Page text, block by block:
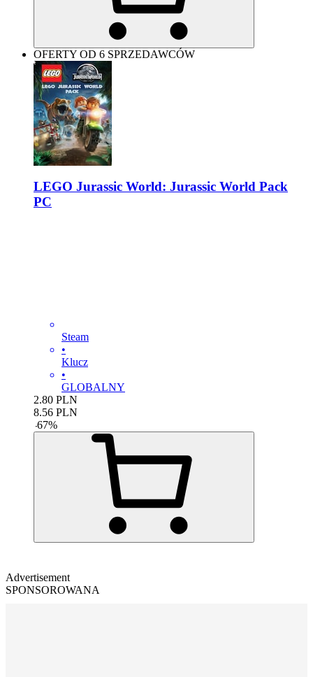
OFERTY OD 6 SPRZEDAWCÓW
LEGO Jurassic World: Jurassic World Pack
PC
Steam
•
Klucz
•
GLOBALNY
2.80 PLN
8.56 PLN
-67%
Advertisement
SPONSOROWANA